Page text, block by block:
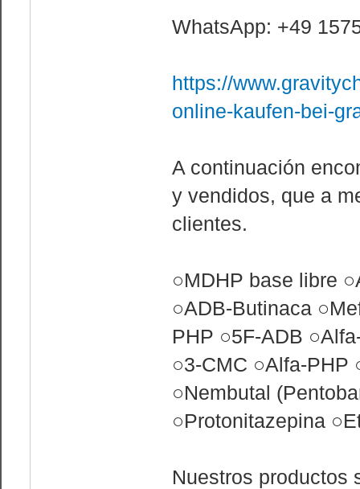
WhatsApp: +49
https://
online-kaufen-bei-
A continuación
y vendidos, que a
clientes.
○MDHP base libre
○ADB-Butinaca
PHP ○5F-ADB
○3-CMC ○Alfa-PHP
○Nembutal
○Protonitazepina
Nuestros productos